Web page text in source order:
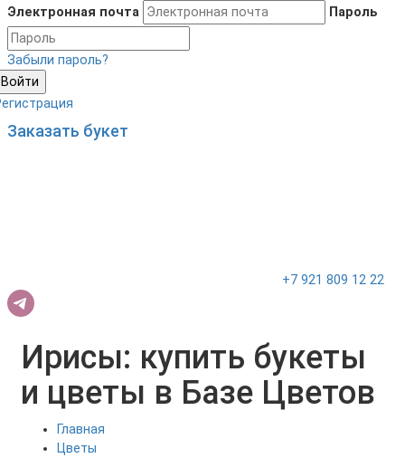
Электронная почта
Пароль
Забыли пароль?
Войти
Заказать букет
+7 921 809 12 22
Ирисы: купить букеты
и цветы в Базе Цветов
Главная
Цветы